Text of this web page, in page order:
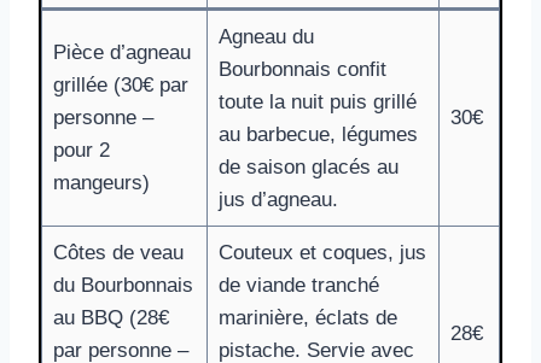
Pièce d’agneau
grillée (30€ par
personne –
pour 2
mangeurs)
Agneau du
Bourbonnais confit
toute la nuit puis grillé
au barbecue, légumes
de saison glacés au
jus d’agneau.
30€
Côtes de veau
du Bourbonnais
au BBQ (28€
par personne –
Couteux et coques, jus
de viande tranché
marinière, éclats de
pistache. Servie avec
28€